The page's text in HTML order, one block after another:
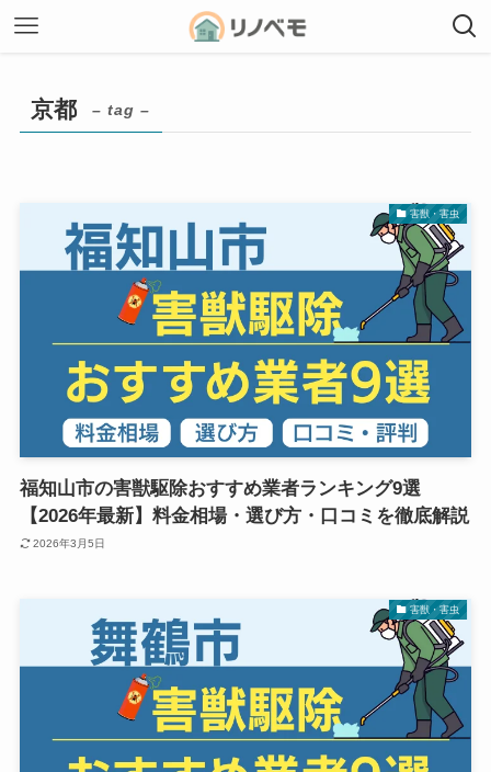
京都 – tag –
害獣・害虫
福知山市の害獣駆除おすすめ業者ランキング9選
【2026年最新】料金相場・選び方・口コミを徹底解説
2026年3月5日
害獣・害虫